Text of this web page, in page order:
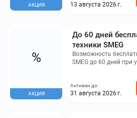
АКЦИЯ 13 августа 2026 г.
До 60 дней
техники SMEG
Возможность
SMEG до 60 дней при
бытовую технику и
%
АКЦИЯ
Активен до:
31 августа 2026 г.